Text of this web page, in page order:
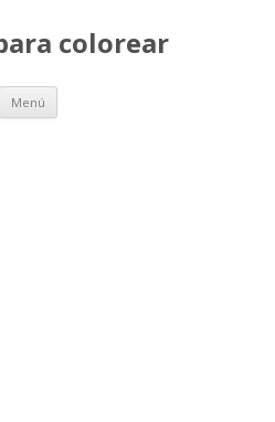
colorear
Menú Saltar
contenido